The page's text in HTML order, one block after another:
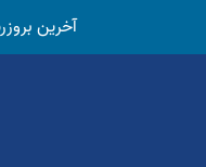
آخرین